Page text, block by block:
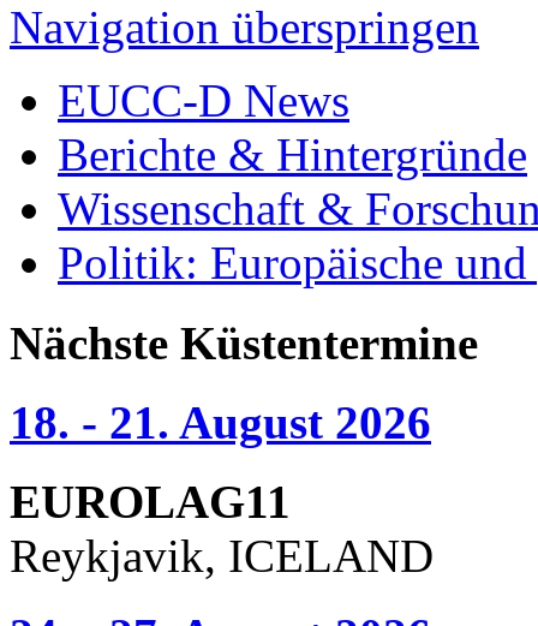
Navigation überspringen
EUCC-D News
Berichte & Hintergründe
Wissenschaft &
Politik: Europäische
Nächste Küstentermine
18. - 21. August 2026
EUROLAG11
Reykjavik, ICELAND